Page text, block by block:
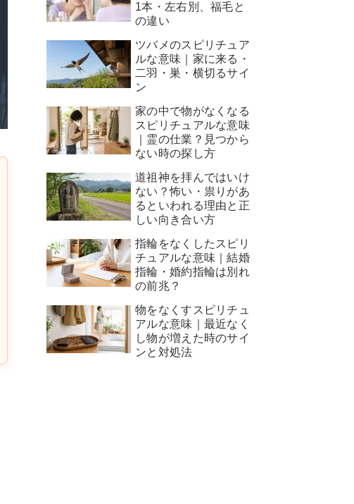
1本・左右別、福毛と
の違い
ツバメのスピリチュア
ルな意味｜家に来る・
二羽・巣・横切るサイ
ン
家の中で物がなくなる
スピリチュアルな意味
｜霊の仕業？見つから
ない時の探し方
道祖神を拝んではいけ
ない？怖い・祟りがあ
るといわれる理由と正
しい向き合い方
指輪をなくしたスピリ
チュアルな意味｜結婚
指輪・婚約指輪は別れ
の前兆？
物をなくすスピリチュ
アルな意味｜最近なく
し物が増えた時のサイ
ンと対処法